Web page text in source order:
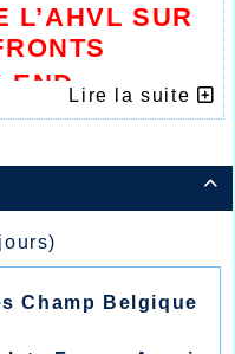

Champ Belgique
L’AHVL SUR
ENDLire la suite